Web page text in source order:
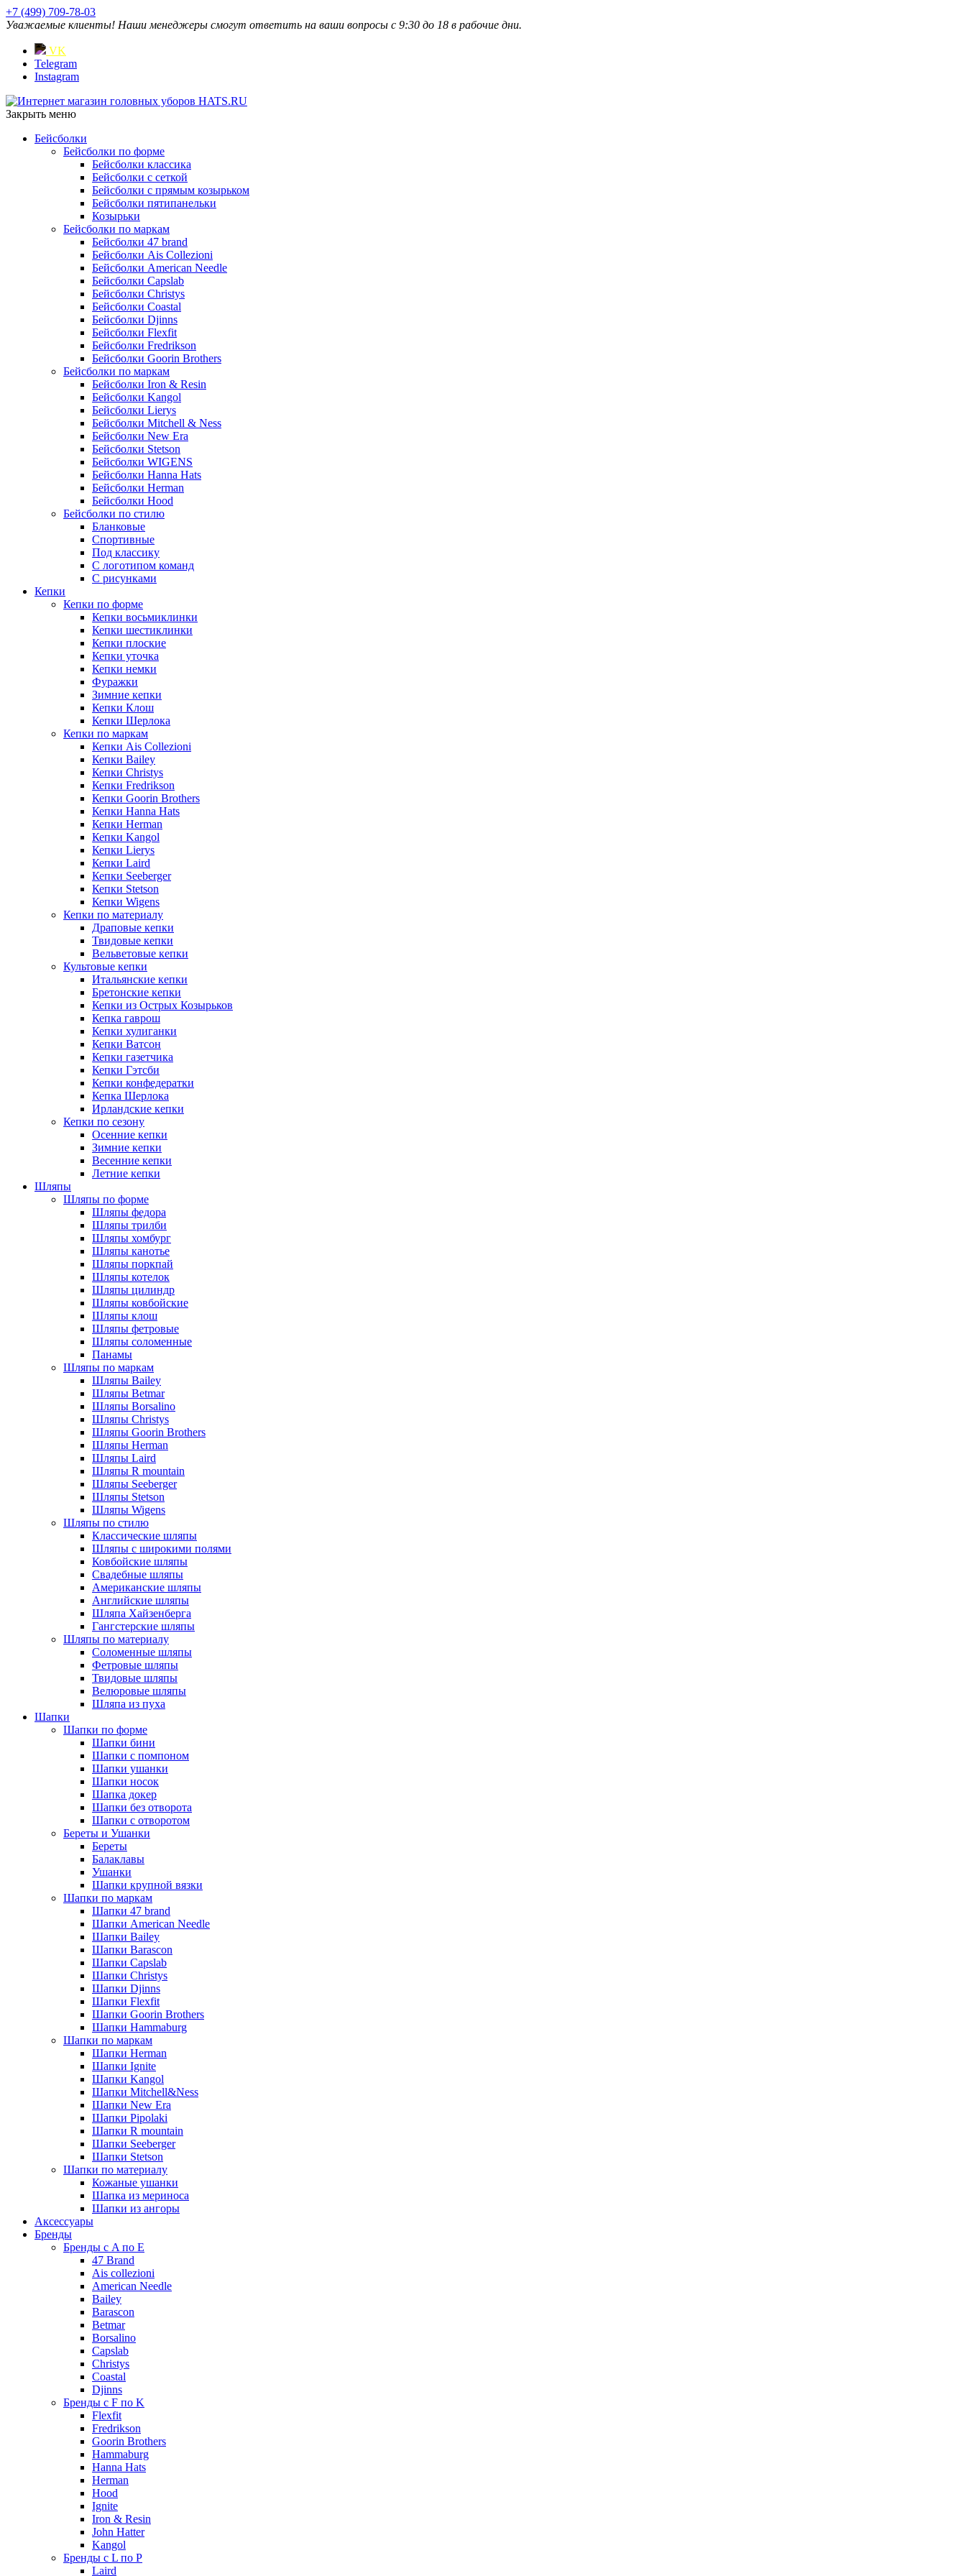
+7 (499) 709-78-03
Уважаемые клиенты! Наши менеджеры смогут ответить на ваши вопросы с 9:30 до 18 в рабочие дни.
VK
Telegram
Instagram
Закрыть меню
Бейсболки
Бейсболки по форме
Бейсболки классика
Бейсболки с сеткой
Бейсболки с прямым козырьком
Бейсболки пятипанельки
Козырьки
Бейсболки по маркам
Бейсболки 47 brand
Бейсболки Ais Collezioni
Бейсболки American Needle
Бейсболки Capslab
Бейсболки Christys
Бейсболки Coastal
Бейсболки Djinns
Бейсболки Flexfit
Бейсболки Fredrikson
Бейсболки Goorin Brothers
Бейсболки по маркам
Бейсболки Iron & Resin
Бейсболки Kangol
Бейсболки Lierys
Бейсболки Mitchell & Ness
Бейсболки New Era
Бейсболки Stetson
Бейсболки WIGENS
Бейсболки Hanna Hats
Бейсболки Herman
Бейсболки Hood
Бейсболки по стилю
Бланковые
Спортивные
Под классику
С логотипом команд
С рисунками
Кепки
Кепки по форме
Кепки восьмиклинки
Кепки шестиклинки
Кепки плоские
Кепки уточка
Кепки немки
Фуражки
Зимние кепки
Кепки Клош
Кепки Шерлока
Кепки по маркам
Кепки Ais Collezioni
Кепки Bailey
Кепки Christys
Кепки Fredrikson
Кепки Goorin Brothers
Кепки Hanna Hats
Кепки Herman
Кепки Kangol
Кепки Lierys
Кепки Laird
Кепки Seeberger
Кепки Stetson
Кепки Wigens
Кепки по материалу
Драповые кепки
Твидовые кепки
Вельветовые кепки
Культовые кепки
Итальянские кепки
Бретонские кепки
Кепки из Острых Козырьков
Кепка гаврош
Кепки хулиганки
Кепки Ватсон
Кепки газетчика
Кепки Гэтсби
Кепки конфедератки
Кепка Шерлока
Ирландские кепки
Кепки по сезону
Осенние кепки
Зимние кепки
Весенние кепки
Летние кепки
Шляпы
Шляпы по форме
Шляпы федора
Шляпы трилби
Шляпы хомбург
Шляпы канотье
Шляпы поркпай
Шляпы котелок
Шляпы цилиндр
Шляпы ковбойские
Шляпы клош
Шляпы фетровые
Шляпы соломенные
Панамы
Шляпы по маркам
Шляпы Bailey
Шляпы Betmar
Шляпы Borsalino
Шляпы Christys
Шляпы Goorin Brothers
Шляпы Herman
Шляпы Laird
Шляпы R mountain
Шляпы Seeberger
Шляпы Stetson
Шляпы Wigens
Шляпы по стилю
Классические шляпы
Шляпы с широкими полями
Ковбойские шляпы
Свадебные шляпы
Американские шляпы
Английские шляпы
Шляпа Хайзенберга
Гангстерские шляпы
Шляпы по материалу
Соломенные шляпы
Фетровые шляпы
Твидовые шляпы
Велюровые шляпы
Шляпа из пуха
Шапки
Шапки по форме
Шапки бини
Шапки с помпоном
Шапки ушанки
Шапки носок
Шапка докер
Шапки без отворота
Шапки с отворотом
Береты и Ушанки
Береты
Балаклавы
Ушанки
Шапки крупной вязки
Шапки по маркам
Шапки 47 brand
Шапки American Needle
Шапки Bailey
Шапки Barascon
Шапки Capslab
Шапки Christys
Шапки Djinns
Шапки Flexfit
Шапки Goorin Brothers
Шапки Hammaburg
Шапки по маркам
Шапки Herman
Шапки Ignite
Шапки Kangol
Шапки Mitchell&Ness
Шапки New Era
Шапки Pipolaki
Шапки R mountain
Шапки Seeberger
Шапки Stetson
Шапки по материалу
Кожаные ушанки
Шапка из мериноса
Шапки из ангоры
Аксессуары
Бренды
Бренды с A по E
47 Brand
Ais collezioni
American Needle
Bailey
Barascon
Betmar
Borsalino
Capslab
Christys
Coastal
Djinns
Бренды с F по K
Flexfit
Fredrikson
Goorin Brothers
Hammaburg
Hanna Hats
Herman
Hood
Ignite
Iron & Resin
John Hatter
Kangol
Бренды с L по P
Laird